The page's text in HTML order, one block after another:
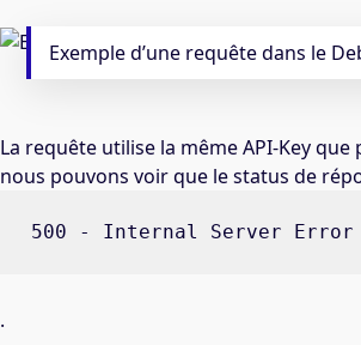
Exemple d’une requête dans le
La requête utilise la même API-Key
nous pouvons voir que le status de
500 - Internal Server Error
.